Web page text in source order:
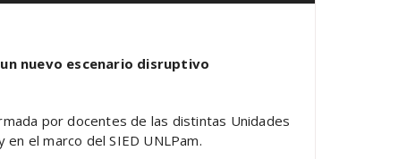
nuevo escenario disruptivo
por docentes de las distintas Unidades
el marco del SIED UNLPam.